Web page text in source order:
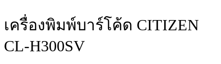
เครื่องพิมพ์บาร์โค้ด CITIZEN
CL-H300SV